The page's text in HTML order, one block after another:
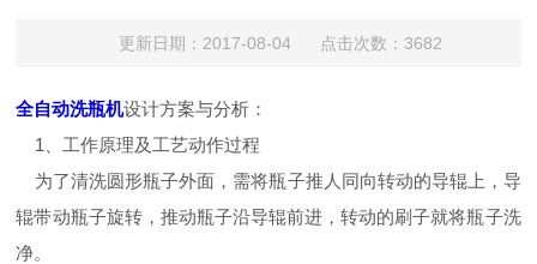
更新日期：2017-08-04 点击次数：3682
全自动洗瓶机设计方案与分析：
1、工作原理及工艺动作过程
为了清洗圆形瓶子外面，需将瓶子推人同向转动的导辊上，导
辊带动瓶子旋转，推动瓶子沿导辊前进，转动的刷子就将瓶子洗
净。